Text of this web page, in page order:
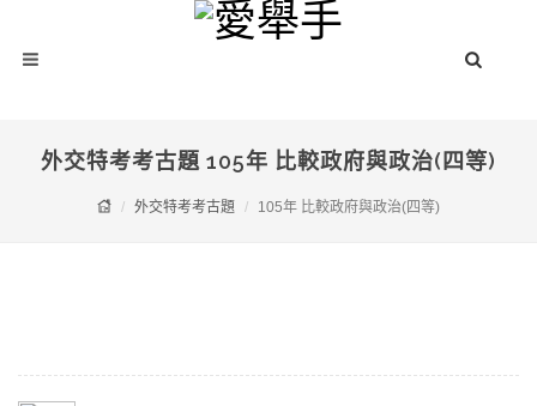
外交特考考古題 105年 比較政府與政治(四等)
外交特考考古題 105年 比較政府與政治(四等)